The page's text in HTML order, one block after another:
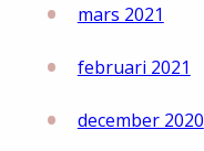
mars 2021
februari 2021
december 2020